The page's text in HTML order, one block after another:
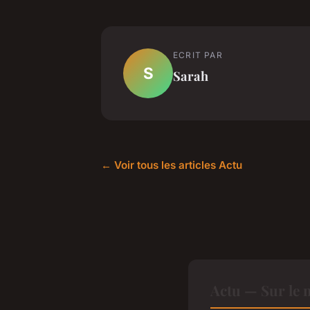
S
ECRIT PAR
Sarah
← Voir tous les articles Actu